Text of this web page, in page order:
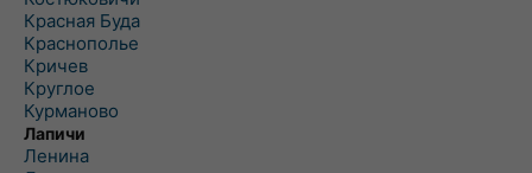
Красная Буда
Краснополье
Кричев
Круглое
Курманово
Лапичи
Ленина